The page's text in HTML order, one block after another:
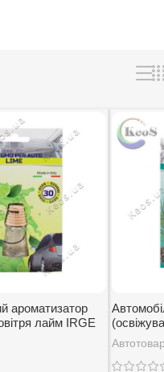
ароматизатор
лайм IRGE
Lime 1 шт.
IRGE